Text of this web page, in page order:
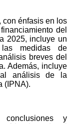
con énfasis en los
del
2025, incluye un
medidas de
breves del
Además, incluye
al análisis de la
(IPNA).
y